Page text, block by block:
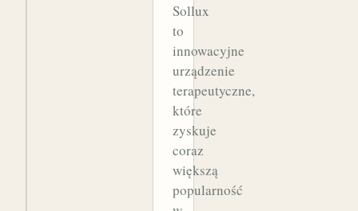
Sollux
to
innowacyjne
urządzenie
terapeutyczne,
które
zyskuje
coraz
większą
popularność